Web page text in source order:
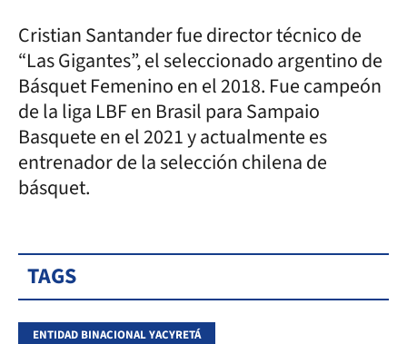
Cristian Santander fue director técnico de
“Las Gigantes”, el seleccionado argentino de
Básquet Femenino en el 2018. Fue campeón
de la liga LBF en Brasil para Sampaio
Basquete en el 2021 y actualmente es
entrenador de la selección chilena de
básquet.
TAGS
ENTIDAD BINACIONAL YACYRETÁ